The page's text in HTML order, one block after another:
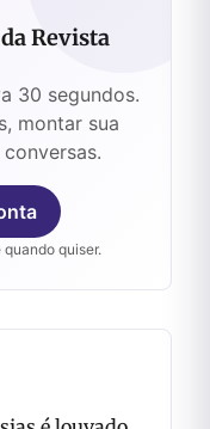
Revista
30 segundos.
montar sua
quiser.